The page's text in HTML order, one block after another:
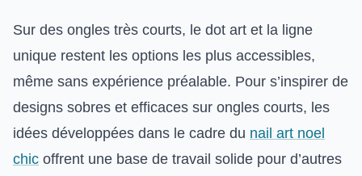
Sur des ongles très courts, le dot art et la ligne
unique restent les options les plus accessibles,
même sans expérience préalable. Pour s’inspirer de
designs sobres et efficaces sur ongles courts, les
idées développées dans le cadre du nail art noel
chic offrent une base de travail solide pour d’autres